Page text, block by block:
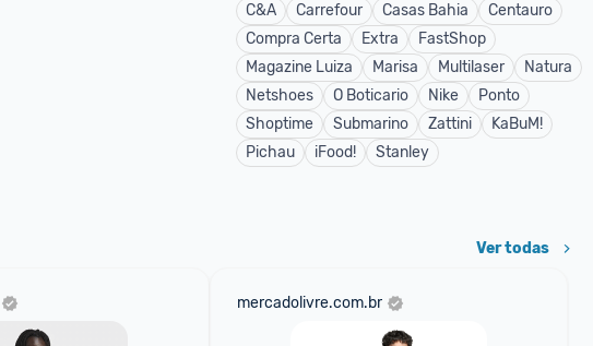
C&A
Carrefour Casas Bahia
Centauro
Compra Certa
Extra
FastShop
Magazine Luiza
Marisa Multilaser
Natura
Netshoes
O Boticario Nike
Ponto
Shoptime
Submarino Zattini
KaBuM!
Pichau
iFood! Stanley
Ver todas
mercadolivre.com.br